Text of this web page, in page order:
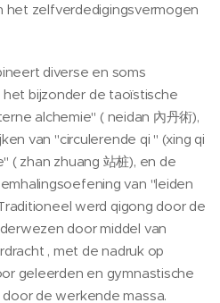
het zelfverdedigingsvermogen
diverse en soms
bijzonder de taoïstische
alchemie" ( neidan 內丹術),
van "circulerende qi " (xing qi
( zhan zhuang 站桩), en de
van "leiden
werd qigong door de
door middel van
, met de nadruk op
geleerden en gymnastische
de werkende massa.